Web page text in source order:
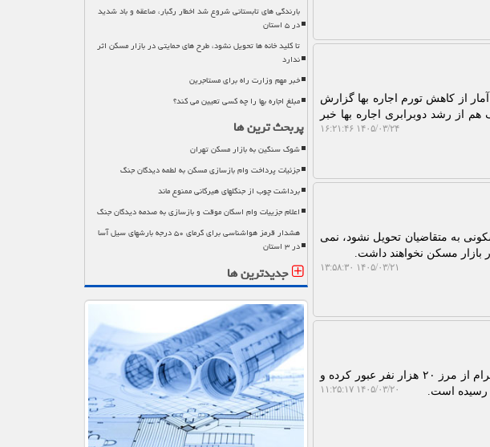
از کاهش تورم اجاره بها گزارش
از رشد دوبرابری اجاره بها خبر
۱۴۰۵/۰۳/۲۴ ۱۶:۲۱:۴۶
به متقاضیان تحویل نشود، نمی
مسکن نخواهند داشت.
۱۴۰۵/۰۳/۲۱ ۱۳:۵۸:۳۰
به گزارش پلات، هواپیمایی ایران ایر اظهار کرد: عملیات بازگشت حجاج بیت الله الحرام از مرز ۲۰ هزار نفر عبور کرده و
رسیده است.
۱۴۰۵/۰۳/۲۰ ۱۱:۲۵:۱۷
بارندگی های تابستانی شروع شد اخطار رگبار، صاعقه و باد شدید
در ۵ استان
تا کلید خانه ها تحویل نشود، طرح های حمایتی در بازار مسکن اثر
ندارد
خبر مهم وزارت راه برای مستاجرین
مبلغ اجاره بها را چه کسی تعیین می کند؟
پربحث ترین ها
شوک سنگین به بازار مسکن تهران
جزئیات پرداخت وام بازسازی مسکن به لطمه دیدگان جنگ
برداشت چوب از جنگلهای هیرکانی ممنوع ماند
اعلام جزییات وام اسکان موقت و بازسازی به صدمه دیدگان جنگ
هشدار قرمز هواشناسی برای گرمای ۵۰ درجه بارشهای سیل آسا
در ۳ استان
جدیدترین ها